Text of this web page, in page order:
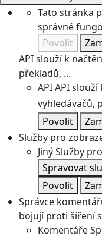
Tato stránka
správné
Povolit
API slouží k
překladů, ...
APIAPI
vyhledávačů,
Povolit
Služby pro
JinýSlužby
Spravovat
Povolit
Správce
bojují proti šíření
Komentáře